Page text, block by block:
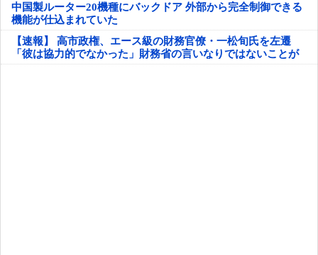
中国製ルーター20機種にバックドア 外部から完全制御できる
機能が仕込まれていた
【速報】 高市政権、エース級の財務官僚・一松旬氏を左遷
「彼は協力的でなかった」財務省の言いなりではないことが
判明